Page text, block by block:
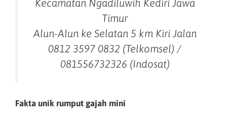
Kecamatan Ngadiluwih Kediri Jawa
Timur
Alun-Alun ke Selatan 5 km Kiri Jalan
0812 3597 0832 (Telkomsel) /
081556732326 (Indosat)
Fakta unik rumput gajah mini